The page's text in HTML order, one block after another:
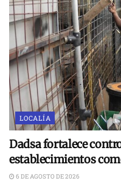
LOCALÍA
Dadsa fortalece
establecimientos
6 DE AGOSTO DE 2026